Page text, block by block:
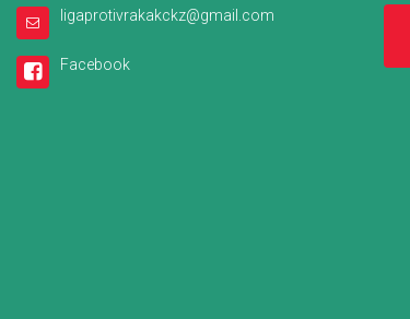
ligaprotivrakakckz@gmail.com
Facebook